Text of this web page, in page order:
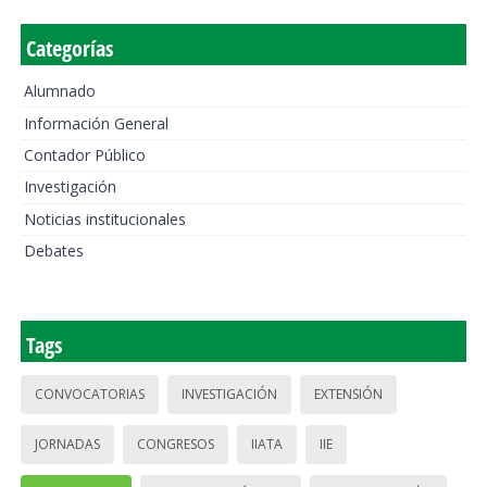
Categorías
Alumnado
Información General
Contador Público
Investigación
Noticias institucionales
Debates
Tags
CONVOCATORIAS INVESTIGACIÓN EXTENSIÓN
JORNADAS CONGRESOS IIATA IIE